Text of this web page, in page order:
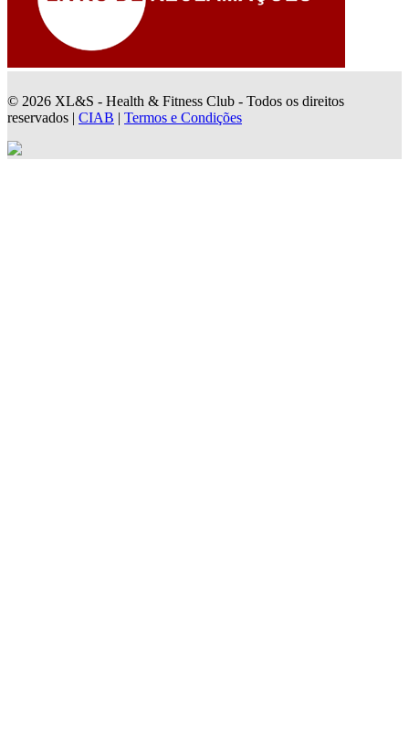
© 2026 XL&S - Health & Fitness Club - Todos os direitos
reservados | CIAB | Termos e Condições